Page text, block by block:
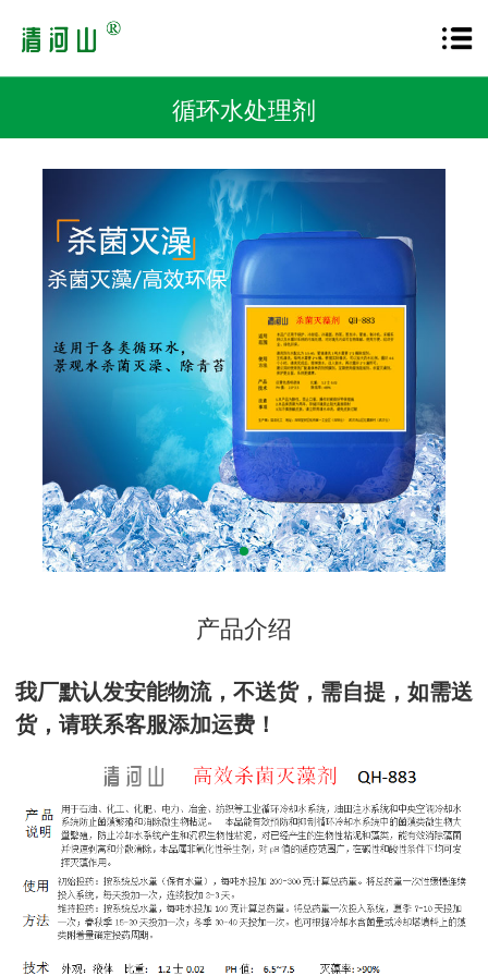
循环水处理剂
产品介绍
我厂默认发安能物流，不送货，需自提，如需送
货，请联系客服添加运费！